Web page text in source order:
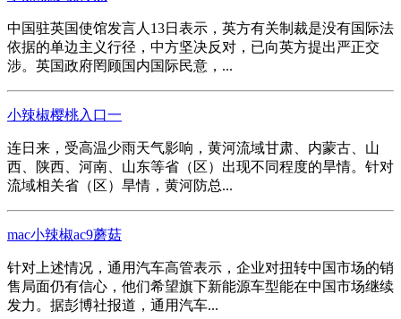
中国驻英国使馆发言人13日表示，英方有关制裁是没有国际法
依据的单边主义行径，中方坚决反对，已向英方提出严正交
涉。英国政府罔顾国内国际民意，...
小辣椒樱桃入口一
连日来，受高温少雨天气影响，黄河流域甘肃、内蒙古、山
西、陕西、河南、山东等省（区）出现不同程度的旱情。针对
流域相关省（区）旱情，黄河防总...
mac小辣椒ac9蘑菇
针对上述情况，通用汽车高管表示，企业对扭转中国市场的销
售局面仍有信心，他们希望旗下新能源车型能在中国市场继续
发力。据彭博社报道，通用汽车...